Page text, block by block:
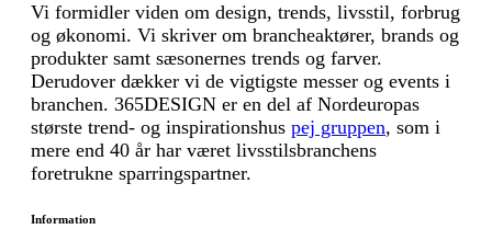
Vi formidler viden om design, trends, livsstil, forbrug
og økonomi. Vi skriver om brancheaktører, brands og
produkter samt sæsonernes trends og farver.
Derudover dækker vi de vigtigste messer og events i
branchen. 365DESIGN er en del af Nordeuropas
største trend- og inspirationshus pej gruppen, som i
mere end 40 år har været livsstilsbranchens
foretrukne sparringspartner.
Information